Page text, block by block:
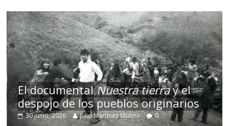
El documentalNuestra tierray el
despojo de los pueblos originarios
30 junio, 2026 Julio Martínez Molina 0